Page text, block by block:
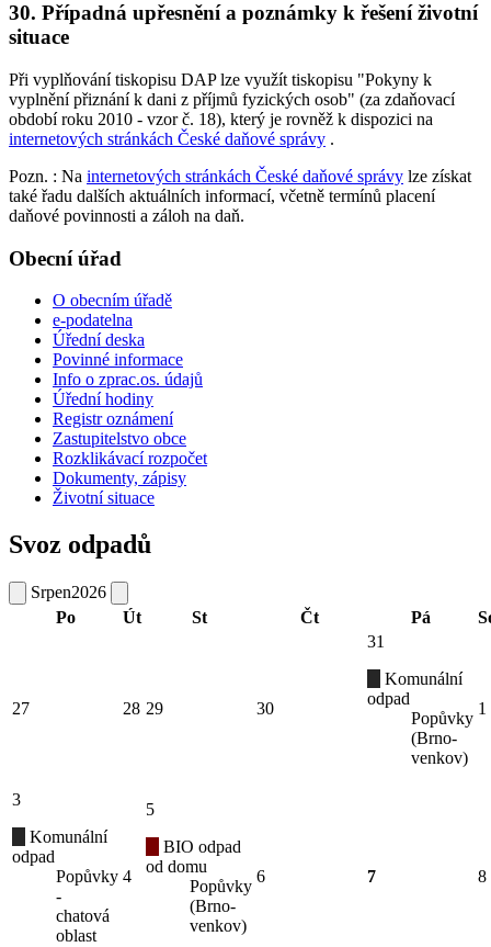
30. Případná upřesnění a poznámky k řešení životní
situace
Při vyplňování tiskopisu DAP lze využít tiskopisu "Pokyny k
vyplnění přiznání k dani z příjmů fyzických osob" (za zdaňovací
období roku 2010 - vzor č. 18), který je rovněž k dispozici na
internetových stránkách České daňové správy .
Pozn. : Na internetových stránkách České daňové správy lze získat
také řadu dalších aktuálních informací, včetně termínů placení
daňové povinnosti a záloh na daň.
Obecní úřad
O obecním úřadě
e-podatelna
Úřední deska
Povinné informace
Info o zprac.os. údajů
Úřední hodiny
Registr oznámení
Zastupitelstvo obce
Rozklikávací rozpočet
Dokumenty, zápisy
Životní situace
Svoz odpadů
Srpen2026
Po
Út St Čt Pá
27 28 29 30
31
Komunální
odpad
Popůvky
(Brno-
venkov)
1
3
Komunální
odpad
Popůvky
-
chatová
oblast
4
5
BIO odpad
od domu
Popůvky
(Brno-
venkov)
6 7 8